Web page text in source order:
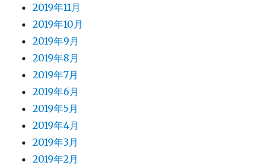
2019年11月
2019年10月
2019年9月
2019年8月
2019年7月
2019年6月
2019年5月
2019年4月
2019年3月
2019年2月